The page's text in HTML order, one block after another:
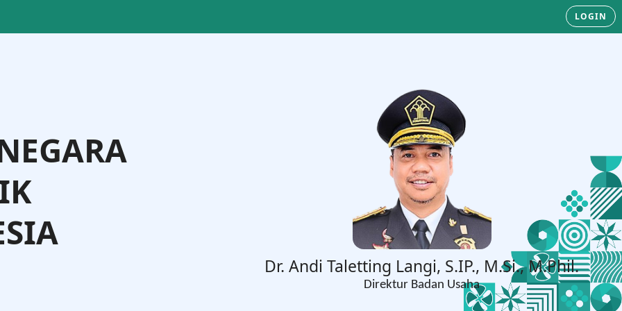
LOGIN
Dr. Andi Taletting Langi, S.IP., M.Si., M.Phil.
Direktur Badan Usaha